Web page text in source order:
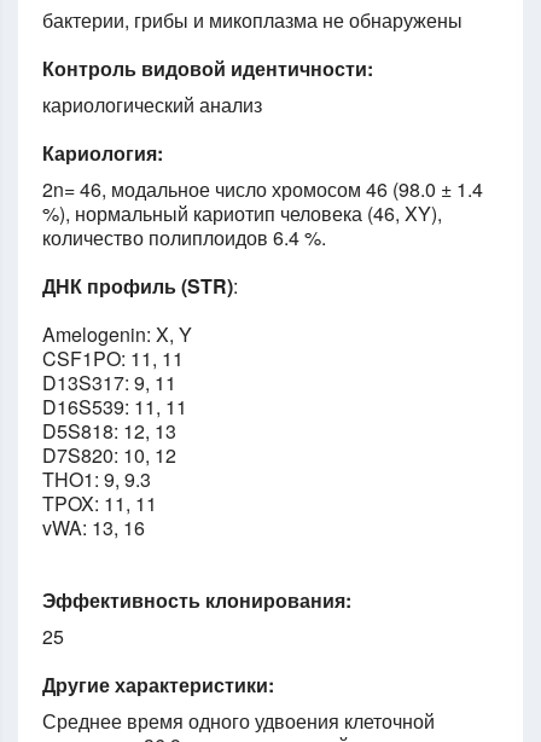
бактерии, грибы и микоплазма не обнаружены
Контроль видовой идентичности:
кариологический анализ
Кариология:
2n= 46, модальное число хромосом 46 (98.0 ± 1.4
%), нормальный кариотип человека (46, XY),
количество полиплоидов 6.4 %.
ДНК профиль (STR):
Amelogenin: X, Y
CSF1PO: 11, 11
D13S317: 9, 11
D16S539: 11, 11
D5S818: 12, 13
D7S820: 10, 12
THO1: 9, 9.3
TPOX: 11, 11
vWA: 13, 16
Эффективность клонирования:
25
Другие характеристики:
Среднее время одного удвоения клеточной